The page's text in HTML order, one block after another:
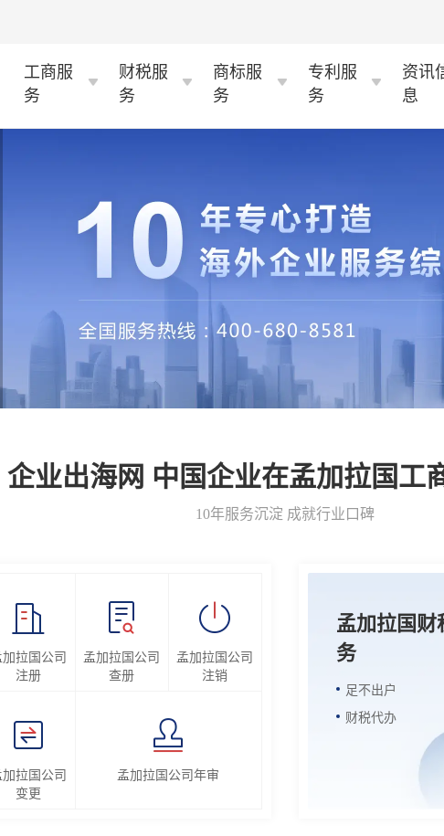
工商服
务
财税服
务
商标服
务
专利服
务
资讯
息
企业出海网 中国企业在孟加拉国工
10年服务沉淀 成就行业口碑
加拉国公司
注册
孟加拉国公司
查册
孟加拉国公司
注销
加拉国公司
变更
孟加拉国公司年审
孟加拉国财
务
足不出户
财税代办